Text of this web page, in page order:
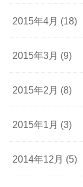
2015年4月 (18)
2015年3月 (9)
2015年2月 (8)
2015年1月 (3)
2014年12月 (5)